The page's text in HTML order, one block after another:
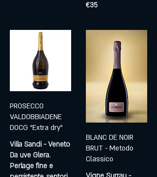
€35
PROSECCO
VALDOBBIADENE
DOCG “Extra dry”
Villa Sandi - Veneto
Da uve Glera.
Perlage fine e
BLANC DE NOIR
BRUT - Metodo
Classico